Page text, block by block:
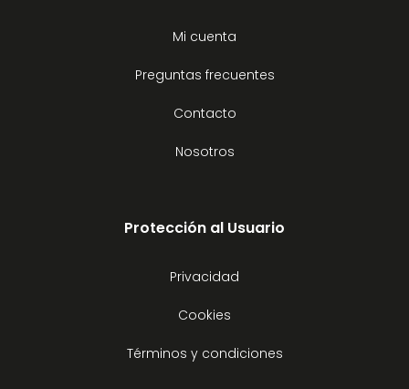
Mi cuenta
Preguntas frecuentes
Contacto
Nosotros
Protección al Usuario
Privacidad
Cookies
Términos y condiciones